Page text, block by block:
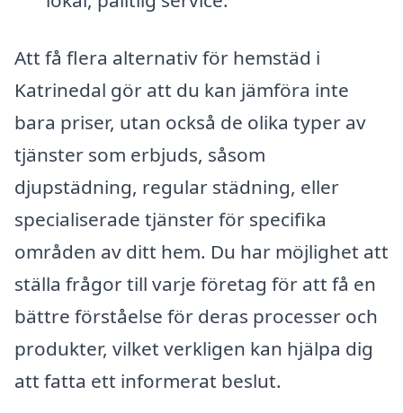
Att få flera alternativ för hemstäd i
Katrinedal gör att du kan jämföra inte
bara priser, utan också de olika typer av
tjänster som erbjuds, såsom
djupstädning, regular städning, eller
specialiserade tjänster för specifika
områden av ditt hem. Du har möjlighet att
ställa frågor till varje företag för att få en
bättre förståelse för deras processer och
produkter, vilket verkligen kan hjälpa dig
att fatta ett informerat beslut.